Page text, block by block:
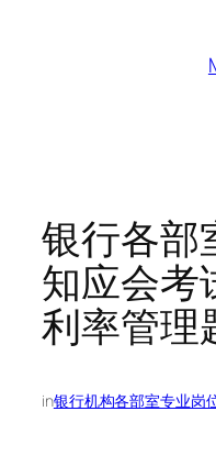
银行各部
知应会考
利率管理
in银行机构各部室专业岗